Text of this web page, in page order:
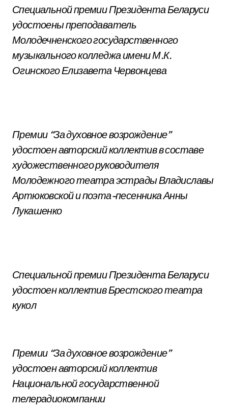
Специальной премии Президента Беларуси
удостоены преподаватель
Молодечненского государственного
музыкального колледжа имени М.К.
Огинского Елизавета Червонцева
Премии “За духовное возрождение”
удостоен авторский коллектив в составе
художественного руководителя
Молодежного театра эстрады Владиславы
Артюковской и поэта-песенника Анны
Лукашенко
Специальной премии Президента Беларуси
удостоен коллектив Брестского театра
кукол
Премии “За духовное возрождение”
удостоен авторский коллектив
Национальной государственной
телерадиокомпании